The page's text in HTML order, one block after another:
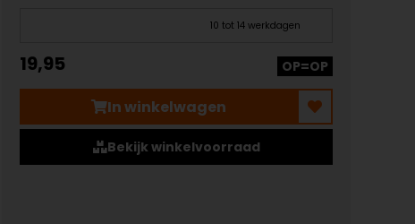
10 tot 14 werkdagen
19,95 OP=OP
In winkelwagen
Bekijk winkelvoorraad